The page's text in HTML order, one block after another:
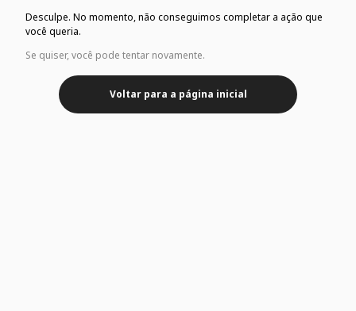
Desculpe. No momento, não conseguimos completar a ação que
você queria.
Se quiser, você pode tentar novamente.
Voltar para a página inicial